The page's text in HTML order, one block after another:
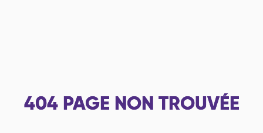
404 PAGE NON TROUVÉE